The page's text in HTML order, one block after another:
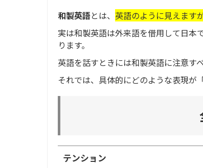
和製英語とは、 英語のように見えます
実は和製英語は外来語を借用して日本
ります。
英語を話すときには和製英語に注意す
それでは、具体的にどのような表現が
テンション